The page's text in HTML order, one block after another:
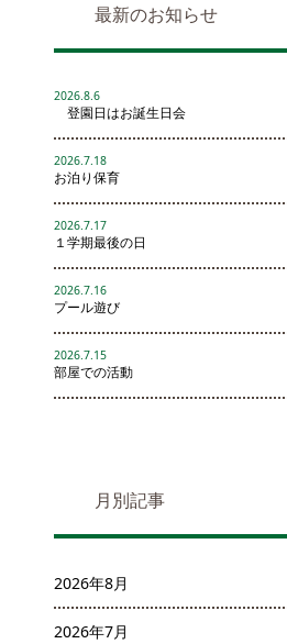
最新のお知らせ
登園日はお誕生日会
2026.8.6
お泊り保育
2026.7.18
１学期最後の日
2026.7.17
プール遊び
2026.7.16
部屋での活動
2026.7.15
月別記事
2026年8月
2026年7月